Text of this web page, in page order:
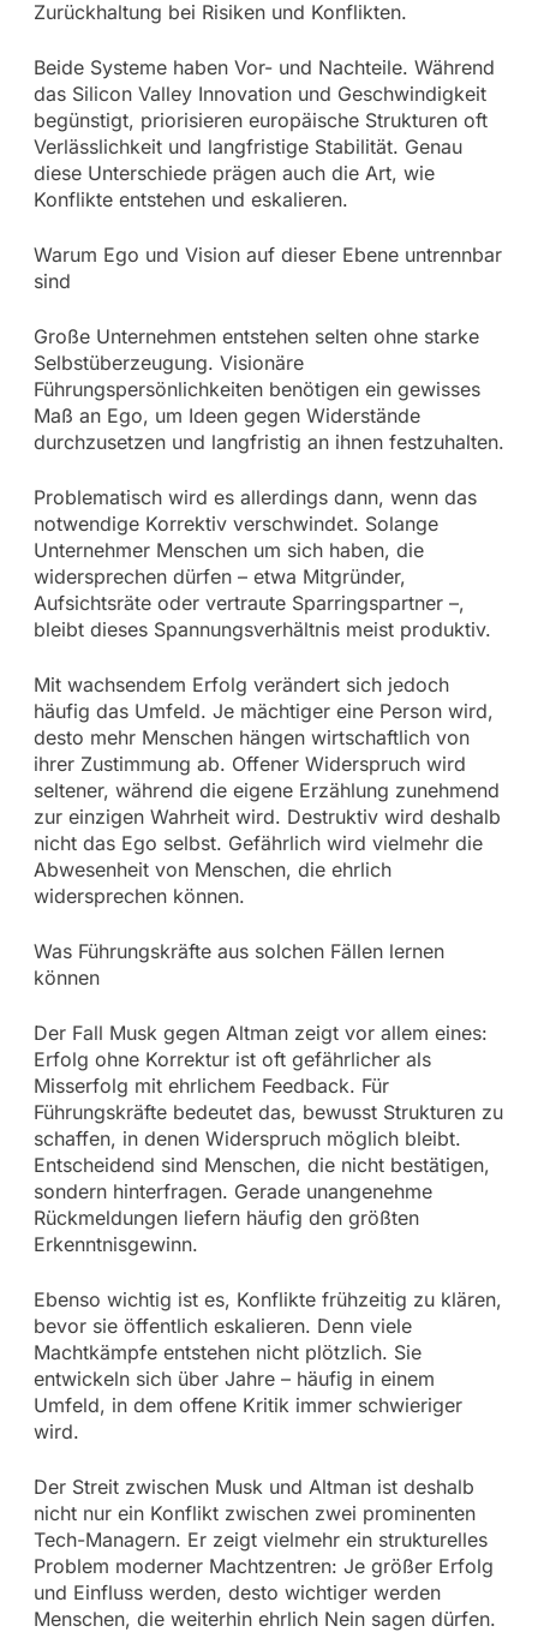
Zurückhaltung bei Risiken und Konflikten.
Beide Systeme haben Vor- und Nachteile. Während
das Silicon Valley Innovation und Geschwindigkeit
begünstigt, priorisieren europäische Strukturen oft
Verlässlichkeit und langfristige Stabilität. Genau
diese Unterschiede prägen auch die Art, wie
Konflikte entstehen und eskalieren.
Warum Ego und Vision auf dieser Ebene untrennbar
sind
Große Unternehmen entstehen selten ohne starke
Selbstüberzeugung. Visionäre
Führungspersönlichkeiten benötigen ein gewisses
Maß an Ego, um Ideen gegen Widerstände
durchzusetzen und langfristig an ihnen festzuhalten.
Problematisch wird es allerdings dann, wenn das
notwendige Korrektiv verschwindet. Solange
Unternehmer Menschen um sich haben, die
widersprechen dürfen – etwa Mitgründer,
Aufsichtsräte oder vertraute Sparringspartner –,
bleibt dieses Spannungsverhältnis meist produktiv.
Mit wachsendem Erfolg verändert sich jedoch
häufig das Umfeld. Je mächtiger eine Person wird,
desto mehr Menschen hängen wirtschaftlich von
ihrer Zustimmung ab. Offener Widerspruch wird
seltener, während die eigene Erzählung zunehmend
zur einzigen Wahrheit wird. Destruktiv wird deshalb
nicht das Ego selbst. Gefährlich wird vielmehr die
Abwesenheit von Menschen, die ehrlich
widersprechen können.
Was Führungskräfte aus solchen Fällen lernen
können
Der Fall Musk gegen Altman zeigt vor allem eines:
Erfolg ohne Korrektur ist oft gefährlicher als
Misserfolg mit ehrlichem Feedback. Für
Führungskräfte bedeutet das, bewusst Strukturen zu
schaffen, in denen Widerspruch möglich bleibt.
Entscheidend sind Menschen, die nicht bestätigen,
sondern hinterfragen. Gerade unangenehme
Rückmeldungen liefern häufig den größten
Erkenntnisgewinn.
Ebenso wichtig ist es, Konflikte frühzeitig zu klären,
bevor sie öffentlich eskalieren. Denn viele
Machtkämpfe entstehen nicht plötzlich. Sie
entwickeln sich über Jahre – häufig in einem
Umfeld, in dem offene Kritik immer schwieriger
wird.
Der Streit zwischen Musk und Altman ist deshalb
nicht nur ein Konflikt zwischen zwei prominenten
Tech-Managern. Er zeigt vielmehr ein strukturelles
Problem moderner Machtzentren: Je größer Erfolg
und Einfluss werden, desto wichtiger werden
Menschen, die weiterhin ehrlich Nein sagen dürfen.